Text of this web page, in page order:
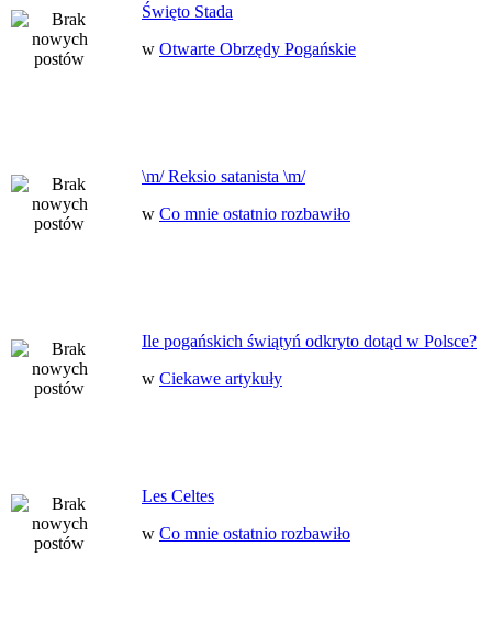
Święto Stada
w Otwarte Obrzędy Pogańskie
\m/ Reksio satanista \m/
w Co mnie ostatnio rozbawiło
Ile pogańskich świątyń odkryto dotąd w Polsce?
w Ciekawe artykuły
Les Celtes
w Co mnie ostatnio rozbawiło